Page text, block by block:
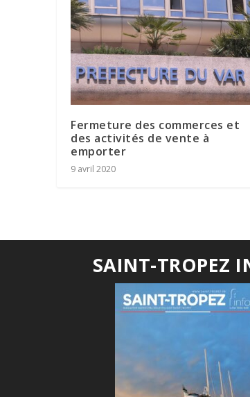
Fermeture des commerces et
des activités de vente à
emporter
9 avril 2020
SAINT-TROPEZ